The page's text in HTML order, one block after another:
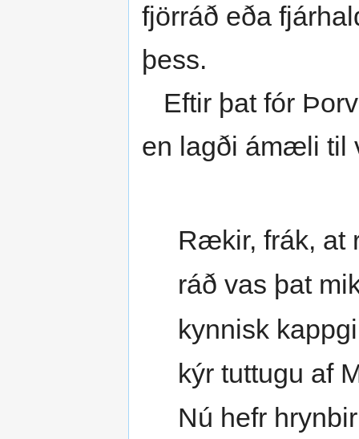
fjörráð eða
þess.
Eftir þat fór
en lagði ámæli til
Rækir, frák, at
ráð vas þat
kynnisk
kýr tuttugu af
Nú hefr